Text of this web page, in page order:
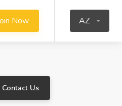
Now AZ
Contact Us